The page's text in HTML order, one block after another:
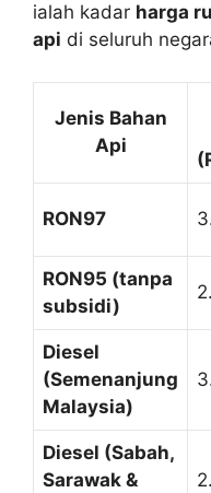
ialah kadar harga
api di seluruh
Jenis Bahan
Api
RON97
RON95 (tanpa
subsidi)
Diesel
(Semenanjung
Malaysia)
Diesel (Sabah,
Sarawak &